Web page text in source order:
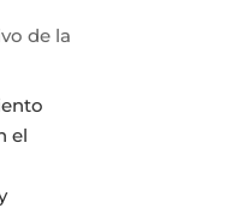
eliminar
de la
el